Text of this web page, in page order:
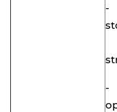
-
-